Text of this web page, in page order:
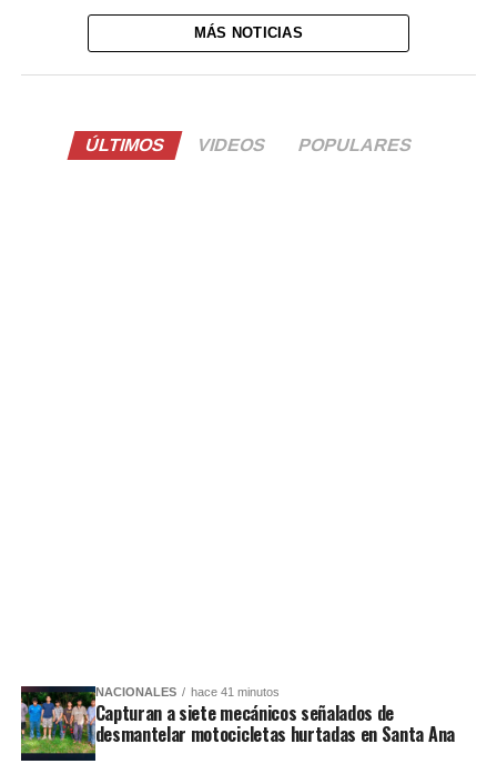
MÁS NOTICIAS
ÚLTIMOS VIDEOS POPULARES
NACIONALES hace 41 minutos
Capturan a siete mecánicos señalados de
desmantelar motocicletas hurtadas en Santa Ana